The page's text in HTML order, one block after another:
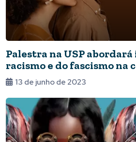
Palestra na USP
racismo e do fascismo na
memória
13 de junho de 2023